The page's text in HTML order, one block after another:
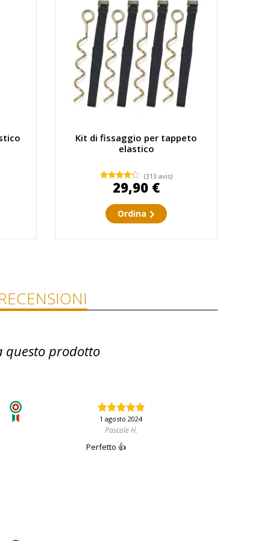
Kit di fissaggio per tappeto
elastico
(313 avis)
29,90 €
Ordina
questo prodotto
1 agosto 2024
Pascale H.
Perfetto 👍